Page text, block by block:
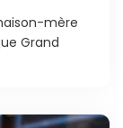
mère
Grand